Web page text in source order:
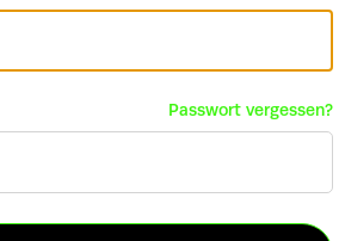
Passwort vergessen?